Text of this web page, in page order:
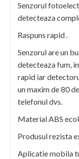
Senzorul
detecteaza
Raspuns rapid .
Senzorul are un
detecteaza fum,
rapid iar
un maxim de 80
telefonul dvs.
Material ABS
Produsul rezista
Aplicatie mobila